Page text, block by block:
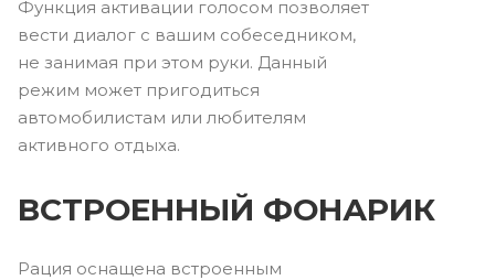
Функция активации голосом позволяет
вести диалог с вашим собеседником,
не занимая при этом руки. Данный
режим может пригодиться
автомобилистам или любителям
активного отдыха.
ВСТРОЕННЫЙ ФОНАРИК
Рация оснащена встроенным